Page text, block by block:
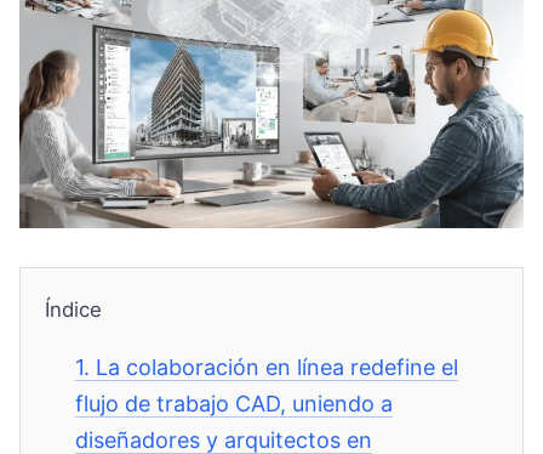
Índice
1. La colaboración en línea redefine el
flujo de trabajo CAD, uniendo a
diseñadores y arquitectos en